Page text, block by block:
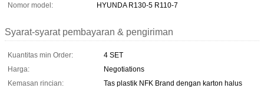
Nomor model:
HYUNDA R130-5 R110-7
Syarat-syarat pembayaran & pengiriman
Kuantitas min Order:
4 SET
Harga:
Negotiations
Kemasan rincian:
Tas plastik NFK Brand dengan karton halus